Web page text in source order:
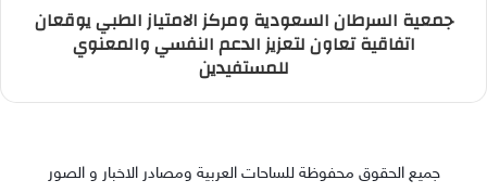
جمعية السرطان السعودية ومركز الامتياز الطبي يوقعان
اتفاقية تعاون لتعزيز الدعم النفسي والمعنوي
للمستفيدين
جميع الحقوق محفوظة للساحات العربية ومصادر الاخبار و الصور